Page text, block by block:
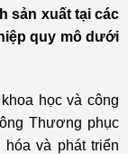
sản xuất tại các
quy mô dưới
học và công
Thương phục
và phát triển